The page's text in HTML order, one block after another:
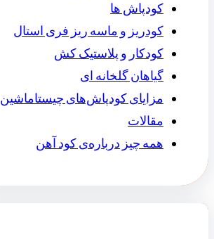
کودپاش ها
کودریز و ماسه ریز فری استال
کودکار و پلاستیک کش
گیاهان گلخانه ای
مزایای کودپاش‌های چیستاماشین
مقالات
همه چیز درباره‌ی کود آهن